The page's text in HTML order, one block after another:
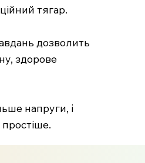
тягар.
дозволить
здорове
напруги, і
простіше.